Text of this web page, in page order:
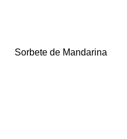
Sorbete de Mandarina